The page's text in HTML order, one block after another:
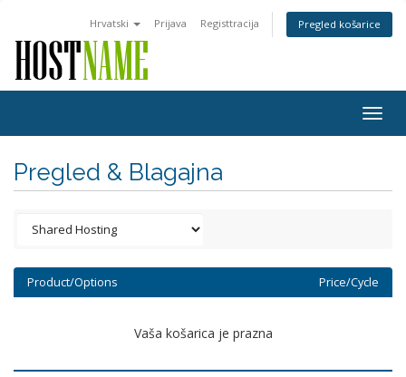
Hrvatski Prijava Registtracija Pregled košarice
Pregled & Blagajna
Product/Options Price/Cycle
Vaša košarica je prazna